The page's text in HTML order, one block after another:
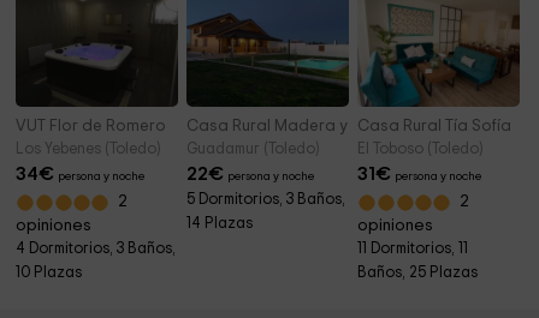
VUT Flor de Romero
Los Yebenes (Toledo)
34€ persona y noche
2
opiniones
4 Dormitorios, 3 Baños,
10 Plazas
Casa Rural Madera y Miel
Guadamur (Toledo)
22€ persona y noche
5 Dormitorios, 3 Baños,
14 Plazas
Casa Rural Tía Sofía
El Toboso (Toledo)
31€ persona y noche
2
opiniones
11 Dormitorios, 11
Baños, 25 Plazas